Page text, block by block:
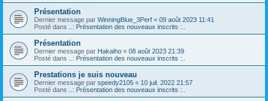
Présentation
Dernier message par WinningBlue_3Perf « 09 août 2023 11:41
Posté dans
..: Présentation des nouveaux inscrits :..
Présentation
Dernier message par Hakaiho « 08 août 2023 21:39
Posté dans
..: Présentation des nouveaux inscrits :..
Prestations je suis nouveau
Dernier message par speedy2105 « 10 juil. 2022 21:57
Posté dans
..: Présentation des nouveaux inscrits :..